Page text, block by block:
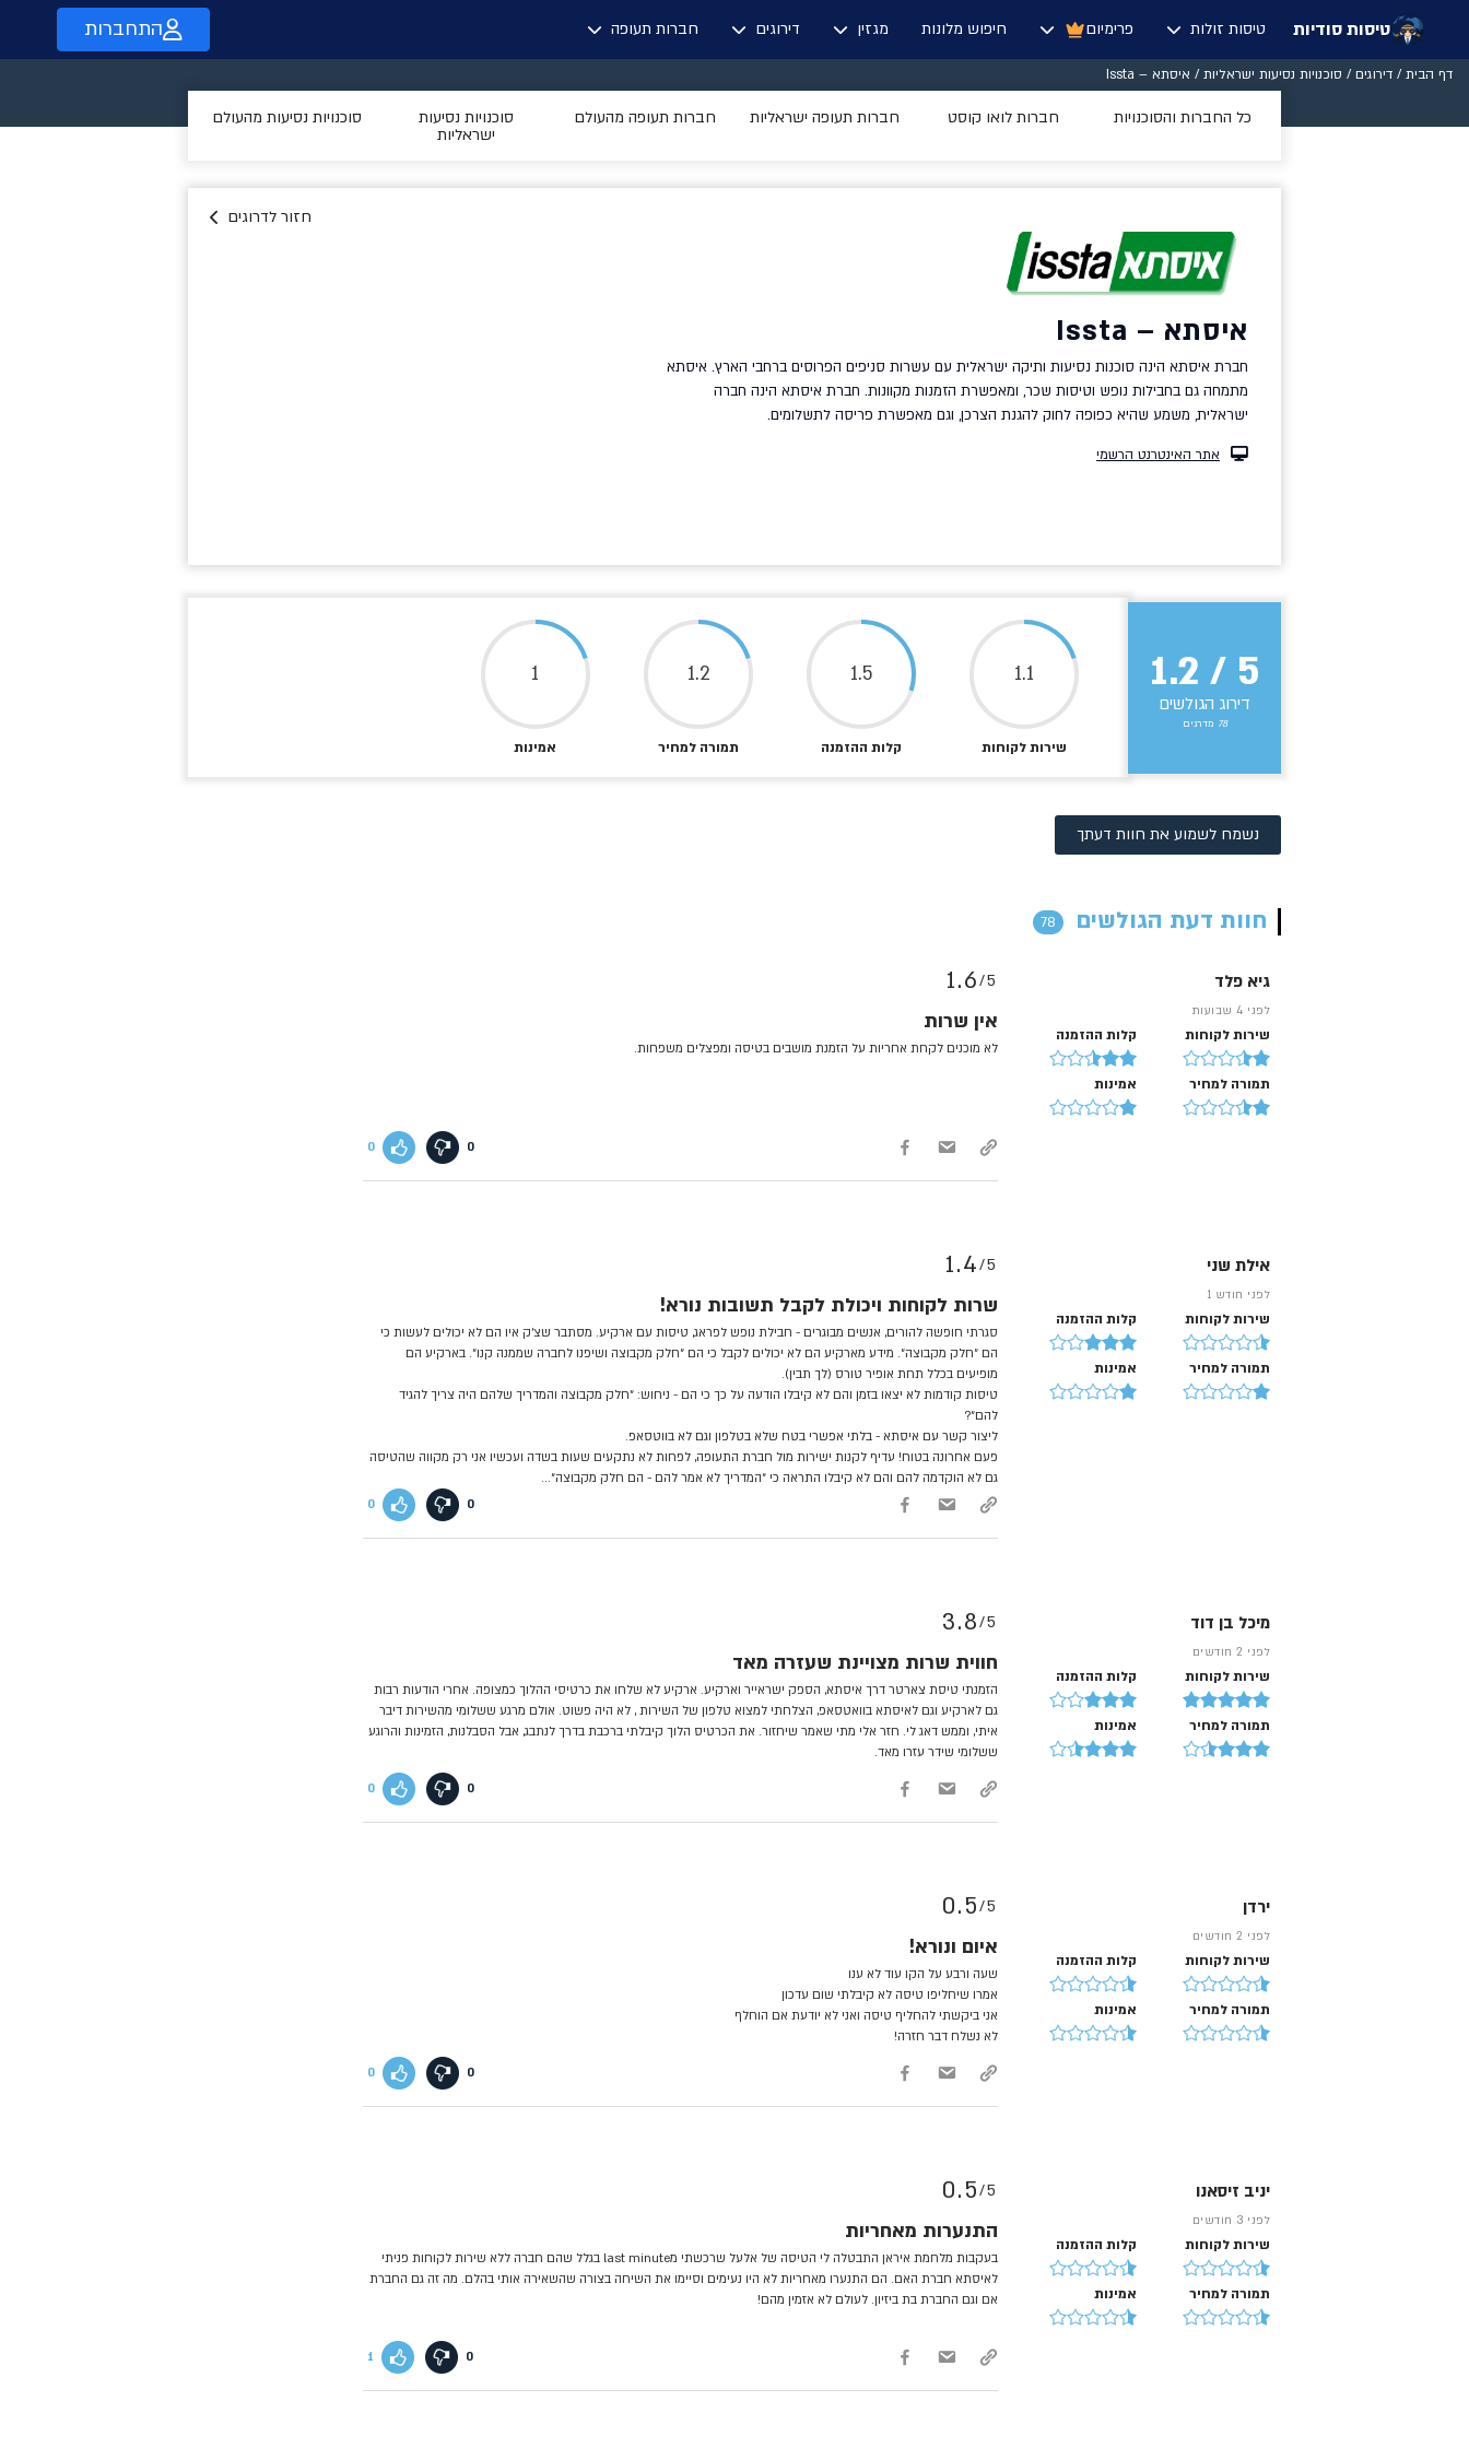
טיסות סודיות טיסות זולות פרימיום חיפוש מלונות מגזין דירוגים חברות תעופה התחברות
דף הבית / דירוגים / סוכנויות נסיעות ישראליות / איסתא – Issta
כל החברות והסוכנויות חברות לואו קוסט חברות תעופה ישראליות חברות תעופה מהעולם
סוכנויות נסיעות
ישראליות
סוכנויות נסיעות מהעולם
חזור לדרוגים
איסתא – Issta
חברת איסתא הינה סוכנות נסיעות ותיקה ישראלית עם עשרות סניפים הפרוסים ברחבי הארץ. איסתא
מתמחה גם בחבילות נופש וטיסות שכר, ומאפשרת הזמנות מקוונות. חברת איסתא הינה חברה
ישראלית, משמע שהיא כפופה לחוק להגנת הצרכן, וגם מאפשרת פריסה לתשלומים.
אתר האינטרנט הרשמי
1.2 / 5
דירוג הגולשים
78 מדרגים
1.1
שירות לקוחות
1.5
קלות ההזמנה
1.2
תמורה למחיר
1
אמינות
חוות דעת הגולשים 78
נשמח לשמוע את חוות דעתך
גיא פלד
לפני 4 שבועות
5/
1.6
שירות לקוחות קלות ההזמנה
תמורה למחיר אמינות
אין שרות
לא מוכנים לקחת אחריות על הזמנת מושבים בטיסה ומפצלים משפחות.
0 0
אילת שני
לפני חודש 1
5/
1.4
שירות לקוחות קלות ההזמנה
תמורה למחיר אמינות
שרות לקוחות ויכולת לקבל תשובות נורא!
סגרתי חופשה להורים, אנשים מבוגרים - חבילת נופש לפראג, טיסות עם ארקיע. מסתבר שצ׳ק איו הם לא יכולים לעשות כי
הם ״חלק מקבוצה״. מידע מארקיע הם לא יכולים לקבל כי הם ״חלק מקבוצה ושיפנו לחברה שממנה קנו״. בארקיע הם
מופיעים בכלל תחת אופיר טורס (לך תבין).
טיסות קודמות לא יצאו בזמן והם לא קיבלו הודעה על כך כי הם - ניחוש: ״חלק מקבוצה והמדריך שלהם היה צריך להגיד
להם״?
ליצור קשר עם איסתא - בלתי אפשרי בטח שלא בטלפון וגם לא בווטסאפ.
פעם אחרונה בטוח! עדיף לקנות ישירות מול חברת התעופה, לפחות לא נתקעים שעות בשדה ועכשיו אני רק מקווה שהטיסה
גם לא הוקדמה להם והם לא קיבלו התראה כי ״המדריך לא אמר להם - הם חלק מקבוצה״...
0 0
מיכל בן דוד
לפני 2 חודשים
5/
3.8
שירות לקוחות קלות ההזמנה
תמורה למחיר אמינות
חווית שרות מצויינת שעזרה מאד
הזמנתי טיסת צארטר דרך איסתא, הספק ישראייר וארקיע. ארקיע לא שלחו את כרטיסי ההלוך כמצופה. אחרי הודעות רבות
גם לארקיע וגם לאיסתא בוואטסאפ, הצלחתי למצוא טלפון של השירות , לא היה פשוט. אולם מרגע ששלומי מהשירות דיבר
איתי, וממש דאג לי. חזר אלי מתי שאמר שיחזור. את הכרטיס הלוך קיבלתי ברכבת בדרך לנתבג, אבל הסבלנות, הזמינות והרוגע
ששלומי שידר עזרו מאד.
0 0
ירדן
לפני 2 חודשים
5/
0.5
שירות לקוחות קלות ההזמנה
תמורה למחיר אמינות
איום ונורא!
שעה ורבע על הקו עוד לא ענו
אמרו שיחליפו טיסה לא קיבלתי שום עדכון
אני ביקשתי להחליף טיסה ואני לא יודעת אם הוחלף
לא נשלח דבר חזרה!
0 0
יניב זיסאנו
לפני 3 חודשים
5/
0.5
שירות לקוחות קלות ההזמנה
תמורה למחיר אמינות
התנערות מאחריות
בעקבות מלחמת איראן התבטלה לי הטיסה של אלעל שרכשתי מlast minute בגלל שהם חברה ללא שירות לקוחות פניתי
לאיסתא חברת האם. הם התנערו מאחריות לא היו נעימים וסיימו את השיחה בצורה שהשאירה אותי בהלם. מה זה גם החברת
אם וגם החברת בת ביזיון. לעולם לא אזמין מהם!
1 0